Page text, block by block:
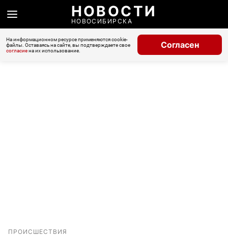
НОВОСТИ
НОВОСИБИРСКА
На информационном ресурсе применяются cookie-
файлы. Оставаясь на сайте, вы подтверждаете свое
согласиена их использование.
Согласен
ПРОИСШЕСТВИЯ